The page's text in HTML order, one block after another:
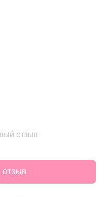
отзыв
отзыв